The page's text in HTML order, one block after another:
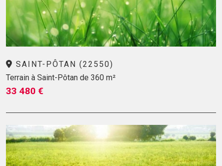
SAINT-PÔTAN (22550)
Terrain à Saint-Pôtan de 360 m²
33 480 €